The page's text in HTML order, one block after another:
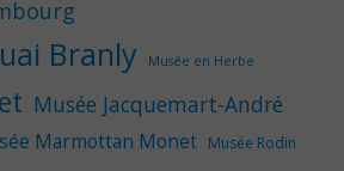
Branly Musée en Herbe
Musée Jacquemart-André
Marmottan Monet Musée Rodin